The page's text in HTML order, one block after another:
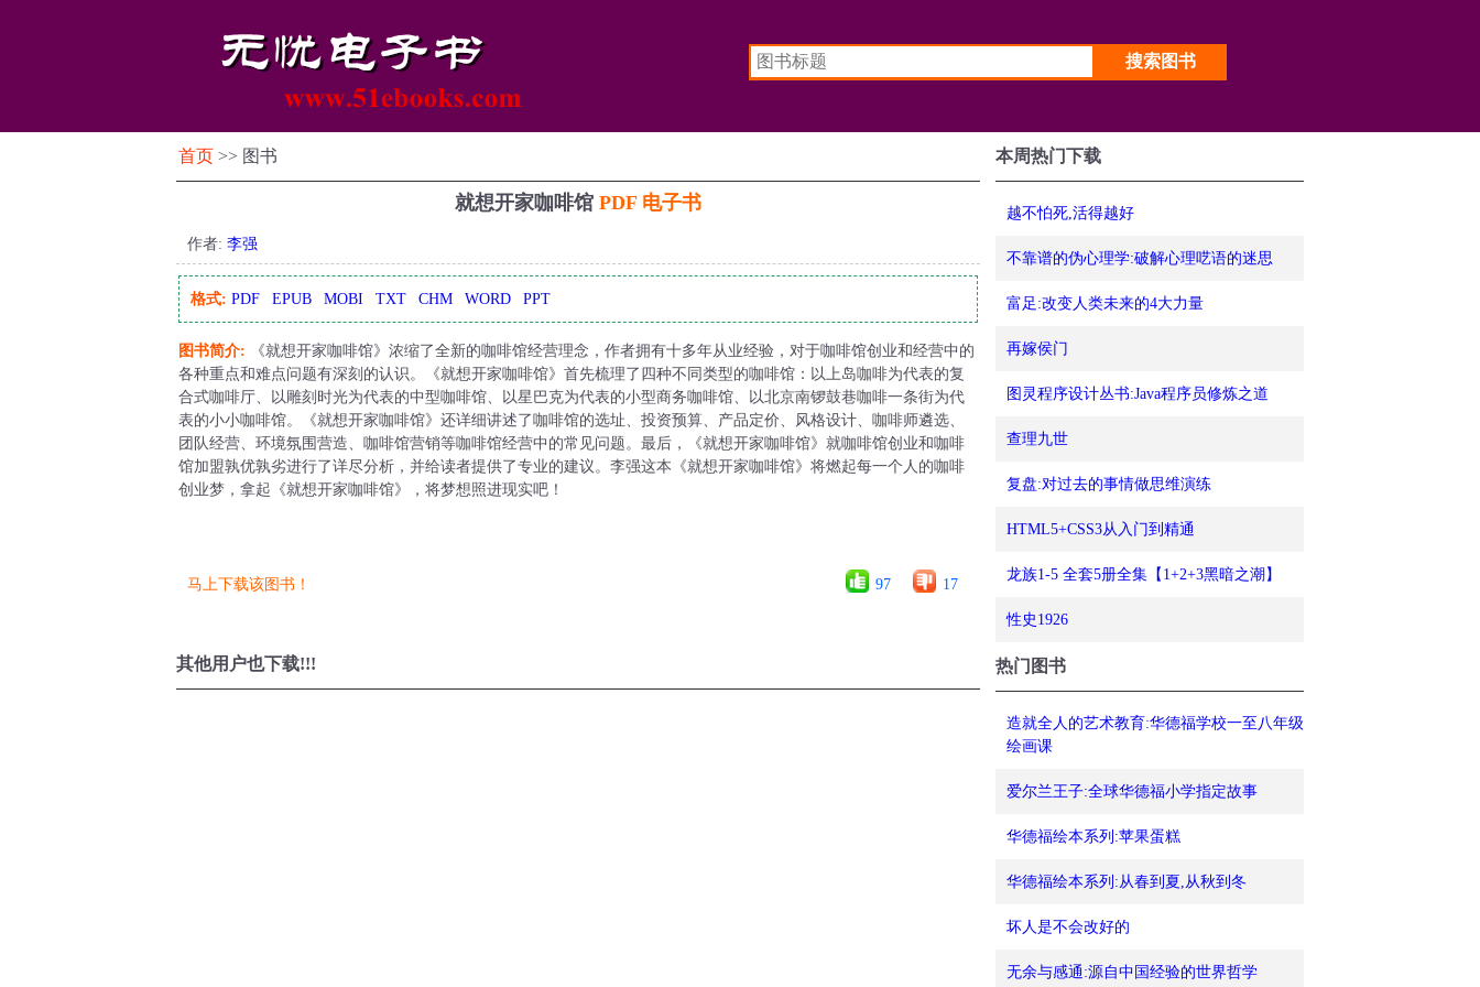
首页 >> 图书
就想开家咖啡馆 PDF 电子书
作者: 李强
格式: PDF EPUB MOBI TXT CHM WORD PPT
图书简介: 《就想开家咖啡馆》浓缩了全新的咖啡馆经营理念，作者拥有十多年从业经验，对于咖啡馆创业和经营中的
各种重点和难点问题有深刻的认识。《就想开家咖啡馆》首先梳理了四种不同类型的咖啡馆：以上岛咖啡为代表的复
合式咖啡厅、以雕刻时光为代表的中型咖啡馆、以星巴克为代表的小型商务咖啡馆、以北京南锣鼓巷咖啡一条街为代
表的小小咖啡馆。《就想开家咖啡馆》还详细讲述了咖啡馆的选址、投资预算、产品定价、风格设计、咖啡师遴选、
团队经营、环境氛围营造、咖啡馆营销等咖啡馆经营中的常见问题。最后，《就想开家咖啡馆》就咖啡馆创业和咖啡
馆加盟孰优孰劣进行了详尽分析，并给读者提供了专业的建议。李强这本《就想开家咖啡馆》将燃起每一个人的咖啡
创业梦，拿起《就想开家咖啡馆》，将梦想照进现实吧！
马上下载该图书！ 97 17
其他用户也下载!!!
本周热门下载
越不怕死,活得越好
不靠谱的伪心理学:破解心理呓语的迷思
富足:改变人类未来的4大力量
再嫁侯门
图灵程序设计丛书:Java程序员修炼之道
查理九世
复盘:对过去的事情做思维演练
HTML5+CSS3从入门到精通
龙族1-5 全套5册全集【1+2+3黑暗之潮】
性史1926
热门图书
造就全人的艺术教育:华德福学校一至八年级
绘画课
爱尔兰王子:全球华德福小学指定故事
华德福绘本系列:苹果蛋糕
华德福绘本系列:从春到夏,从秋到冬
坏人是不会改好的
无余与感通:源自中国经验的世界哲学